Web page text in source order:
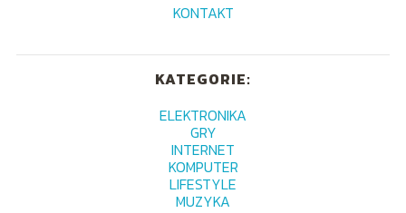
KONTAKT
KATEGORIE:
ELEKTRONIKA
GRY
INTERNET
KOMPUTER
LIFESTYLE
MUZYKA